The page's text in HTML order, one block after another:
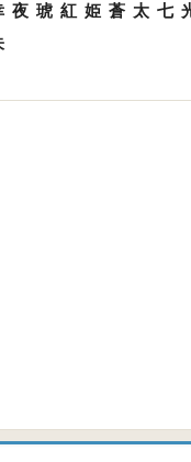
夜 琥 紅 姫 蒼 太 七